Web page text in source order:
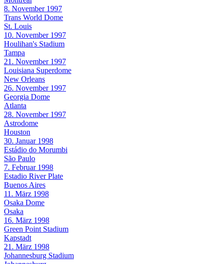
8. November 1997
Trans World Dome
St. Louis
10. November 1997
Houlihan's Stadium
Tampa
21. November 1997
Louisiana Superdome
New Orleans
26. November 1997
Georgia Dome
Atlanta
28. November 1997
Astrodome
Houston
30. Januar 1998
Estádio do Morumbi
São Paulo
7. Februar 1998
Estadio River Plate
Buenos Aires
11. März 1998
Osaka Dome
Osaka
16. März 1998
Green Point Stadium
Kapstadt
21. März 1998
Johannesburg Stadium